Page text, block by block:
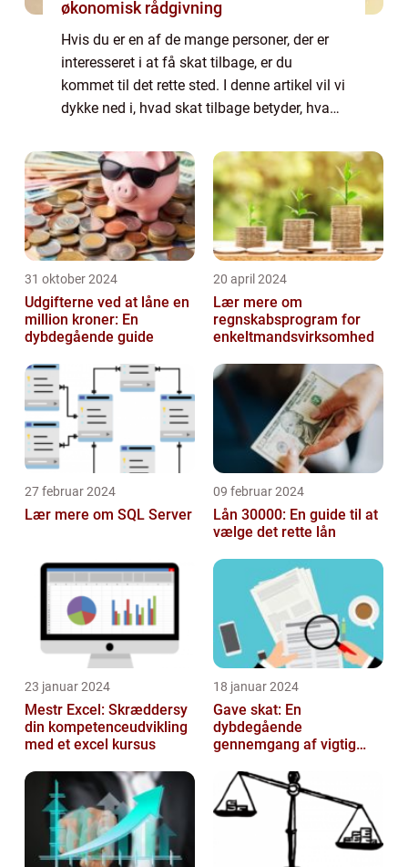
økonomisk rådgivning
Hvis du er en af de mange personer, der er
interesseret i at få skat tilbage, er du
kommet til det rette sted. I denne artikel vil vi
dykke ned i, hvad skat tilbage betyder, hvad
hvordan det har udviklet sig o...
31 oktober 2024
Udgifterne ved at låne en
million kroner: En
dybdegående guide
20 april 2024
Lær mere om
regnskabsprogram for
enkeltmandsvirksomhed
27 februar 2024
Lær mere om SQL Server
09 februar 2024
Lån 30000: En guide til at
vælge det rette lån
23 januar 2024
Mestr Excel: Skræddersy
din kompetenceudvikling
med et excel kursus
18 januar 2024
Gave skat: En
dybdegående
gennemgang af vigtig
udvikling